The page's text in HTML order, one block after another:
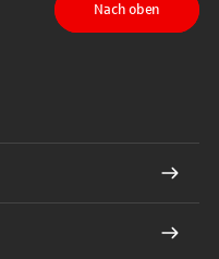
auf LinkedIn
Nach oben